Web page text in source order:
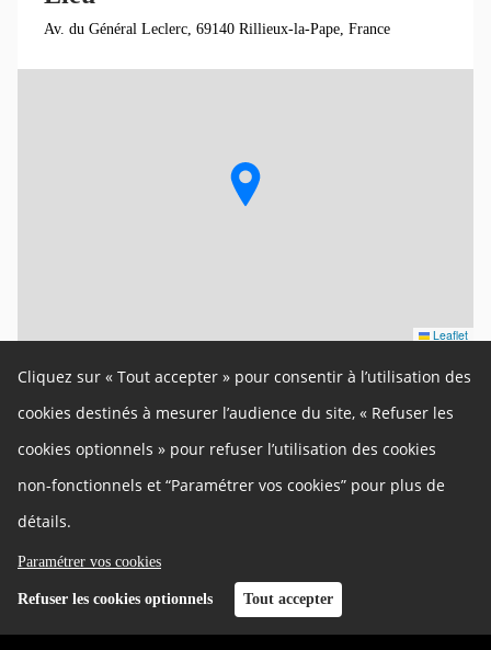
Av. du Général Leclerc, 69140 Rillieux-la-Pape, France
Leaflet
Cliquez sur « Tout accepter » pour consentir à l’utilisation des
cookies destinés à mesurer l’audience du site, « Refuser les
cookies optionnels » pour refuser l’utilisation des cookies
non-fonctionnels et “Paramétrer vos cookies” pour plus de
détails.
Paramétrer vos cookies
Refuser les cookies optionnels Tout accepter
Un site de la Métropole de Lyon
Autres liens
Cookies Gestion des cookies
Politique de confidentialité Mentions légales
Contact